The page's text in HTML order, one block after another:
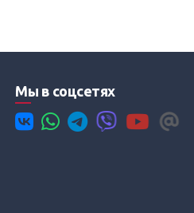
Мы в соцсетях